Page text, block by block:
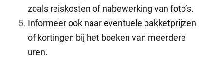
zoals reiskosten of nabewerking van foto’s.
Informeer ook naar eventuele pakketprijzen
of kortingen bij het boeken van meerdere
uren.